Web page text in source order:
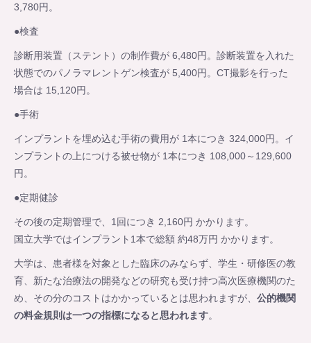
3,780円。
●検査
診断用装置（ステント）の制作費が 6,480円。診断装置を入れた
状態でのパノラマレントゲン検査が 5,400円。CT撮影を行った
場合は 15,120円。
●手術
インプラントを埋め込む手術の費用が 1本につき 324,000円。イ
ンプラントの上につける被せ物が 1本につき 108,000～129,600
円。
●定期健診
その後の定期管理で、1回につき 2,160円 かかります。
国立大学ではインプラント1本で総額 約48万円 かかります。
大学は、患者様を対象とした臨床のみならず、学生・研修医の教
育、新たな治療法の開発などの研究も受け持つ高次医療機関のた
め、その分のコストはかかっているとは思われますが、 公的機関
の料金規則は一つの指標になると思われます。